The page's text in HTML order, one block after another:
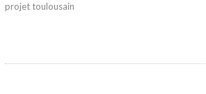
projet toulousain